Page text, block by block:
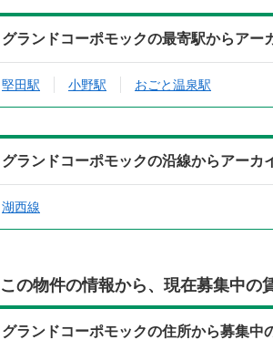
グランドコーポモックの最寄駅からアー
堅田駅 小野駅 おごと温泉駅
グランドコーポモックの沿線からアーカ
湖西線
この物件の情報から、現在募集中の
グランドコーポモックの住所から募集中